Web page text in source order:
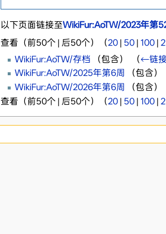
以下页面链接至WikiFur:AoTW/2023年第
查看（前50个 | 后50个）（20| 50| 100|
WikiFur:AoTW/存档 （包含） ‎ （←链
WikiFur:AoTW/2025年第6周 （包含） ‎
WikiFur:AoTW/2026年第6周 （包含） ‎
查看（前50个 | 后50个）（20| 50| 100|